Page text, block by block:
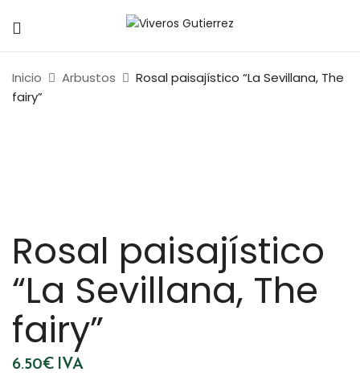
Inicio Arbustos
Rosal paisajístico “La Sevillana, The
fairy”
Rosal paisajístico
“La Sevillana, The
fairy”
6.50€ IVA